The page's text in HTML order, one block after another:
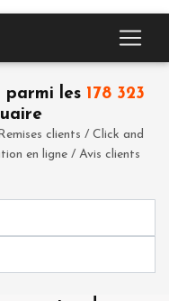
parmi les 178 323
clients / Click and
en ligne / Avis clients